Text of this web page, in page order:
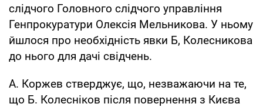
слідчого Головного слідчого управління
Генпрокуратури Олексія Мельникова. У ньому
йшлося про необхідність явки Б, Колесникова
до нього для дачі свідчень.
А. Коржев стверджує, що, незважаючи на те,
що Б. Колесніков після повернення з Києва